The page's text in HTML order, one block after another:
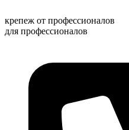
к
содержимому
крепеж от профессионалов
для профессионалов